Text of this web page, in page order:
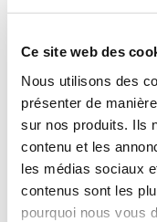
Ce site web des
Nous utilisons des
présenter de
sur nos produits. Ils
contenu et les
les médias sociaux
contenus sont les
pourquoi nous vous
Rw- Propriétés
performance